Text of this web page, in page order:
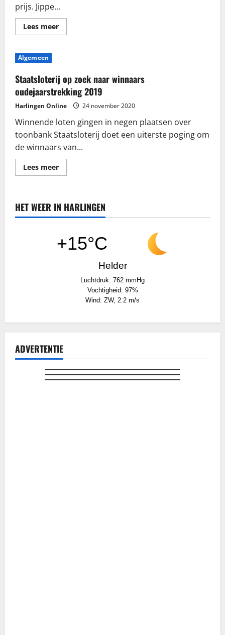
prijs. Jippe...
Lees meerLees
meer
loting
kerstboominzameling
Algemeen
Staatsloterij op zoek naar winnaars
oudejaarstrekking 2019
Harlingen Online 24 november 2020
Winnende loten gingen in negen plaatsen over
toonbank Staatsloterij doet een uiterste poging om
de winnaars van...
Lees meerLees
meer
zoek
naar
winnaars
HET WEER IN HARLINGEN
+15°C
Helder
Luchtdruk: 762 mmHg
Vochtigheid: 97%
Wind: ZW, 2.2 m/s
ADVERTENTIE